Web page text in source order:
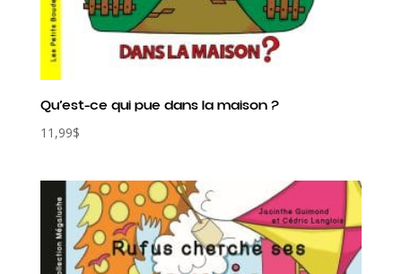
Qu’est-ce qui pue dans la maison ?
11,99$